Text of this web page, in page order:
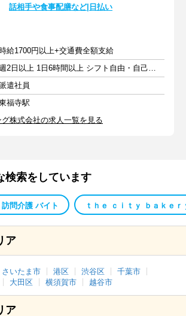
話相手や食事配膳など|日払い
給1700円以上+交通費全額支給
週2日以上 1日6時間以上 シフト自由・自己申告
遣社員
福寺駅
株式会社の求人一覧を見る
検索をしています
問介護 バイト ｔｈｅ ｃｉｔｙ ｂａｋｅｒ
ア
さいたま市 港区 渋谷区
千葉市
大田区 横須賀市 越谷市
ア